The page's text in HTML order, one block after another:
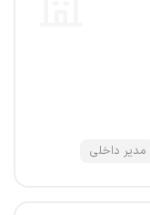
مدیر داخلی